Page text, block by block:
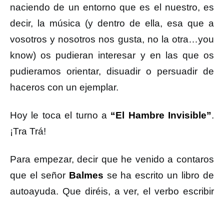
naciendo de un entorno que es el nuestro, es
decir, la música (y dentro de ella, esa que a
vosotros y nosotros nos gusta, no la otra…you
know) os pudieran interesar y en las que os
pudieramos orientar, disuadir o persuadir de
haceros con un ejemplar.
Hoy le toca el turno a “El Hambre Invisible”.
¡Tra Trá!
Para empezar, decir que he venido a contaros
que el señor Balmes se ha escrito un libro de
autoayuda. Que diréis, a ver, el verbo escribir